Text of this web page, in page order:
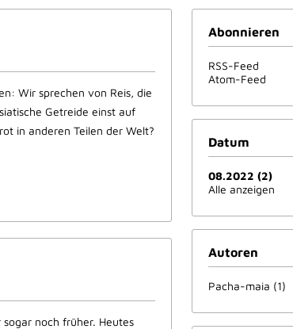
Abonnieren
RSS-Feed
Atom-Feed
Datum
08.2022 (2)
Alle anzeigen
Autoren
Pacha-maia (1)
Wir sprechen von Reis, die
Getreide einst auf
in anderen Teilen der Welt?
noch früher. Heutes